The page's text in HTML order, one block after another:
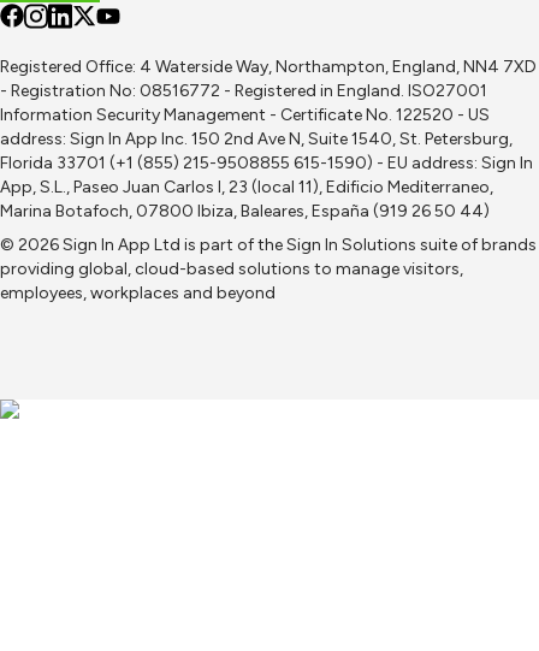
Registered Office: 4 Waterside Way, Northampton, England, NN4 7XD
- Registration No: 08516772 - Registered in England. ISO27001
Information Security Management - Certificate No. 122520 - US
address: Sign In App Inc. 150 2nd Ave N, Suite 1540, St. Petersburg,
Florida 33701 (+1 (855) 215-9508855 615-1590) - EU address: Sign In
App, S.L., Paseo Juan Carlos I, 23 (local 11), Edificio Mediterraneo,
Marina Botafoch, 07800 Ibiza, Baleares, España (919 26 50 44)
© 2026 Sign In App Ltd is part of theSign In Solutions suite of brands
providing global, cloud-based solutions to manage visitors,
employees, workplaces and beyond